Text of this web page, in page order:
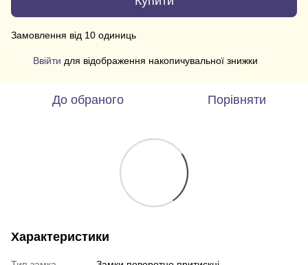
Замовлення від 10 одиниць
Ввійти для відображення накопичувальної знижки
До обраного Порівняти
Характеристики